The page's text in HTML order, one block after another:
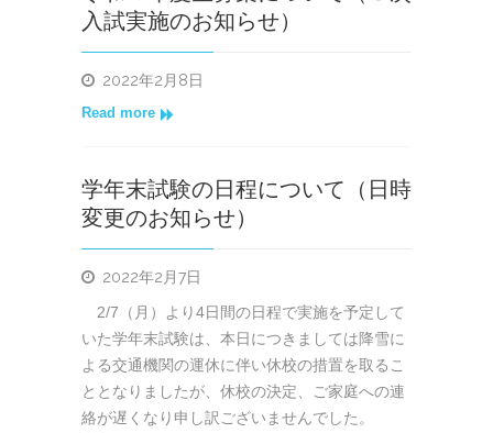
入試実施のお知らせ）
2022年2月8日
Read more
学年末試験の日程について（日時
変更のお知らせ）
2022年2月7日
2/7（月）より4日間の日程で実施を予定して
いた学年末試験は、本日につきましては降雪に
よる交通機関の運休に伴い休校の措置を取るこ
ととなりましたが、休校の決定、ご家庭への連
絡が遅くなり申し訳ございませんでした。